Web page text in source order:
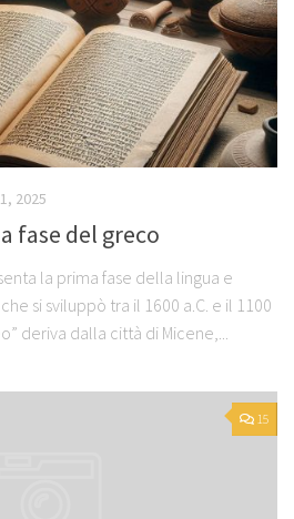
2025
fase del greco
la prima fase della lingua e
si sviluppò tra il 1600 a.C. e il 1100
deriva dalla città di Micene,...
15